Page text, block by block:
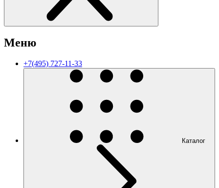
Меню
+7(495) 727-11-33
Каталог